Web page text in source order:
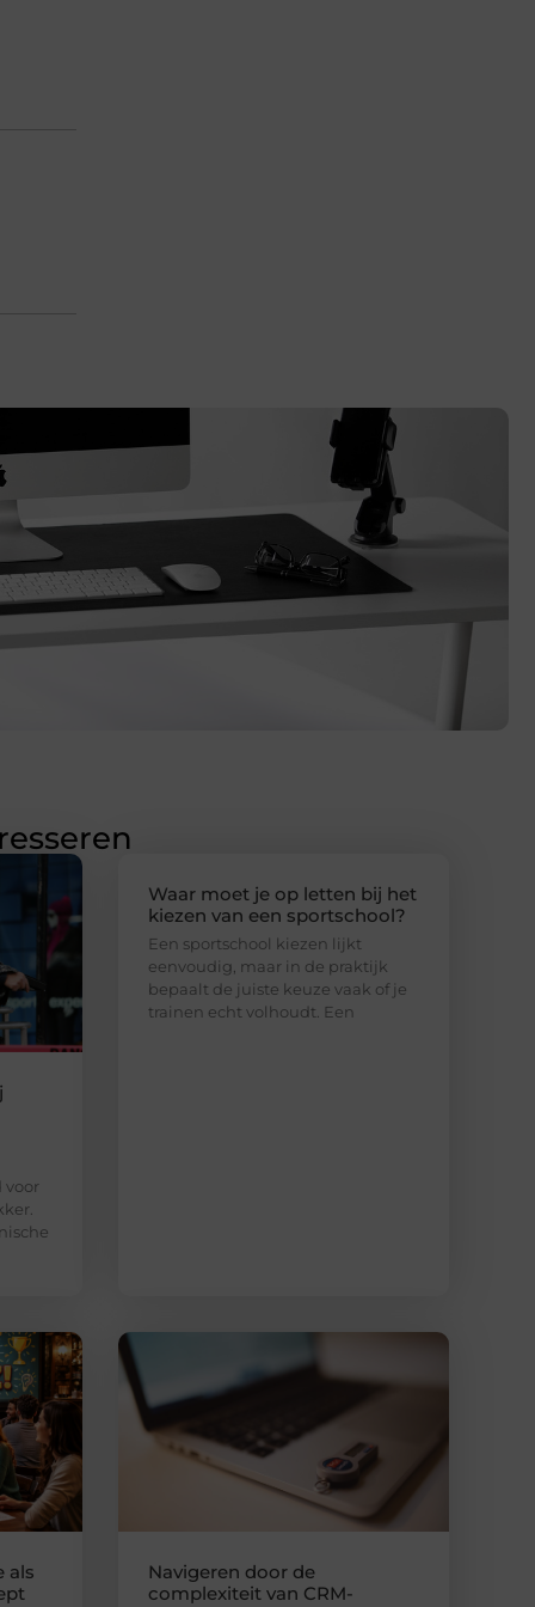
voor
Waar moet je op letten bij het
kiezen van een sportschool?
Een sportschool kiezen lijkt
eenvoudig, maar in de praktijk
bepaalt de juiste keuze vaak of je
trainen echt volhoudt. Een
als
Navigeren door de
complexiteit van CRM-